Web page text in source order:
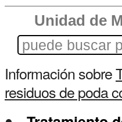
Unidad de
Información sobre
residuos de poda